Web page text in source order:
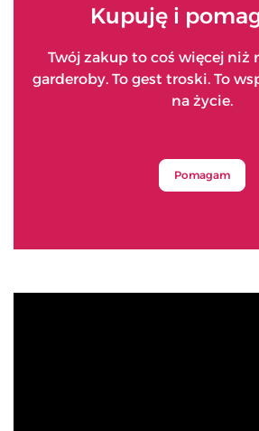
Kupuję i
Twój zakup to coś więcej niż
garderoby. To gest troski. To
na życie.
Pomagam